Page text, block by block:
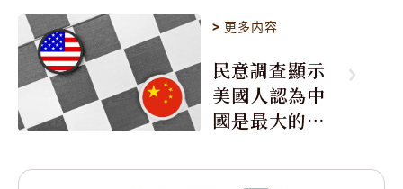
> 更多内容
民意調查顯示
美國人認為中
國是最大的敵